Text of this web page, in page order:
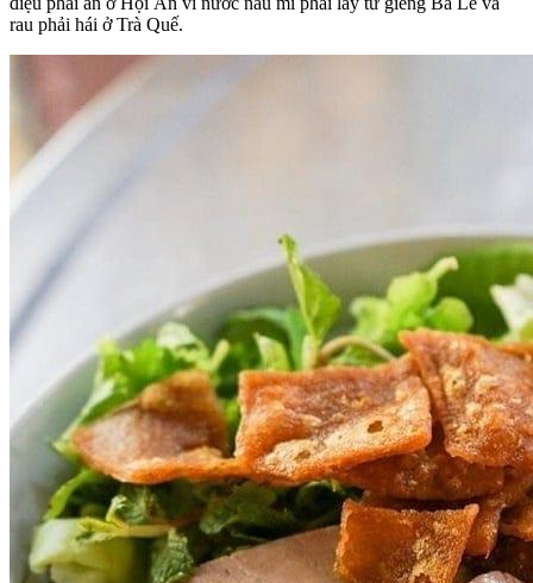
rau phải hái ở Trà Quế.